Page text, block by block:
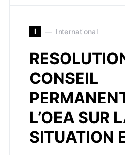
I International
CONSEIL
L’OEA SUR
SITUATION